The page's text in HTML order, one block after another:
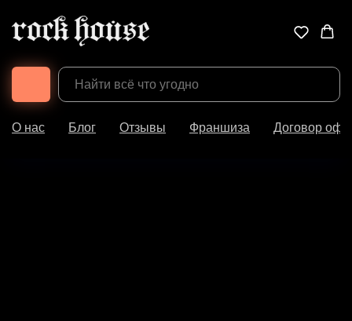
О нас Блог Отзывы Франшиза Договор